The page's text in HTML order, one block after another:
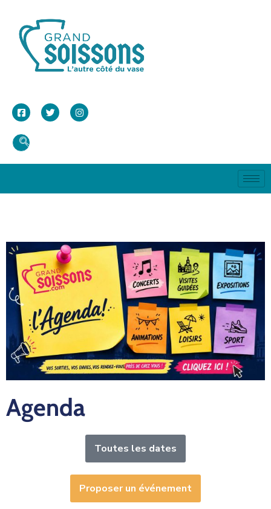
Agenda
Toutes les dates
Proposer un événement